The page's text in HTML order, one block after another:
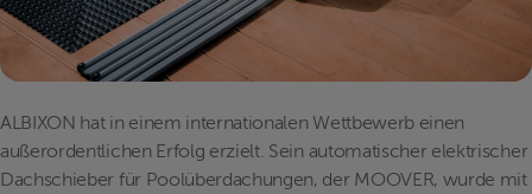
ALBIXON hat in einem internationalen Wettbewerb einen
außerordentlichen Erfolg erzielt. Sein automatischer elektrischer
Dachschieber für Poolüberdachungen, der MOOVER, wurde mit